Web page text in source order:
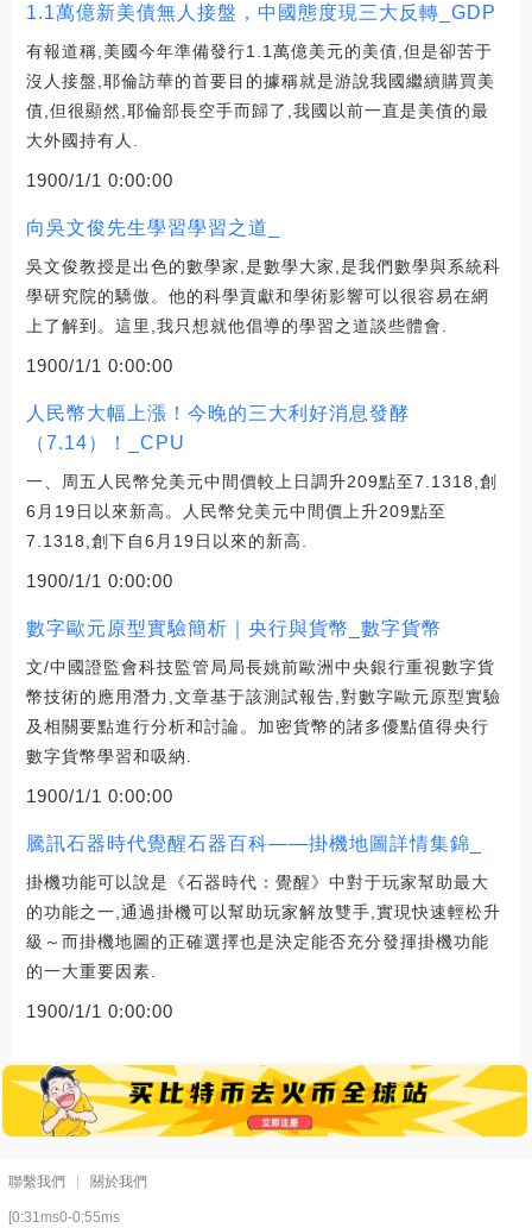
1.1萬億新美債無人接盤，中國態度現三大反轉_GDP
有報道稱,美國今年準備發行1.1萬億美元的美債,但是卻苦于
沒人接盤,耶倫訪華的首要目的據稱就是游說我國繼續購買美
債,但很顯然,耶倫部長空手而歸了,我國以前一直是美債的最
大外國持有人.
1900/1/1 0:00:00
向吳文俊先生學習學習之道_
吳文俊教授是出色的數學家,是數學大家,是我們數學與系統科
學研究院的驕傲。他的科學貢獻和學術影響可以很容易在網
上了解到。這里,我只想就他倡導的學習之道談些體會.
1900/1/1 0:00:00
人民幣大幅上漲！今晚的三大利好消息發酵
（7.14）！_CPU
一、周五人民幣兌美元中間價較上日調升209點至7.1318,創
6月19日以來新高。人民幣兌美元中間價上升209點至
7.1318,創下自6月19日以來的新高.
1900/1/1 0:00:00
數字歐元原型實驗簡析｜央行與貨幣_數字貨幣
文/中國證監會科技監管局局長姚前歐洲中央銀行重視數字貨
幣技術的應用潛力,文章基于該測試報告,對數字歐元原型實驗
及相關要點進行分析和討論。加密貨幣的諸多優點值得央行
數字貨幣學習和吸納.
1900/1/1 0:00:00
騰訊石器時代覺醒石器百科——掛機地圖詳情集錦_
掛機功能可以說是《石器時代：覺醒》中對于玩家幫助最大
的功能之一,通過掛機可以幫助玩家解放雙手,實現快速輕松升
級～而掛機地圖的正確選擇也是決定能否充分發揮掛機功能
的一大重要因素.
1900/1/1 0:00:00
聯繫我們 關於我們
[0:31ms0-0:55ms